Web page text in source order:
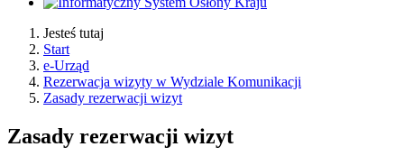
Jesteś tutaj
Start
e-Urząd
Rezerwacja wizyty w Wydziale Komunikacji
Zasady rezerwacji wizyt
Zasady rezerwacji wizyt